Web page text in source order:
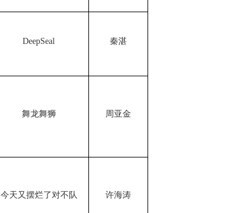
DeepSeal 秦湛
舞龙舞狮 周亚金
今天又摆烂了对不队 许海涛